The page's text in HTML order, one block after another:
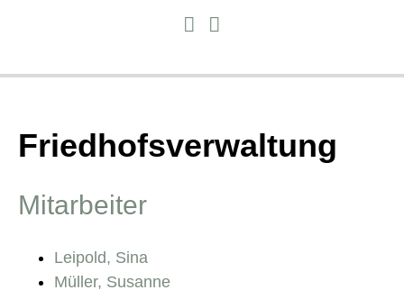
Friedhofsverwaltung
Mitarbeiter
Leipold, Sina
Müller, Susanne